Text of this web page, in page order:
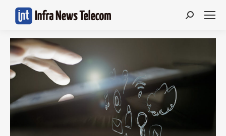
Search: